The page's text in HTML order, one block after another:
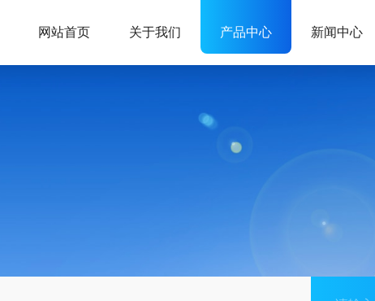
网站首页 关于我们 产品中心 新闻中心